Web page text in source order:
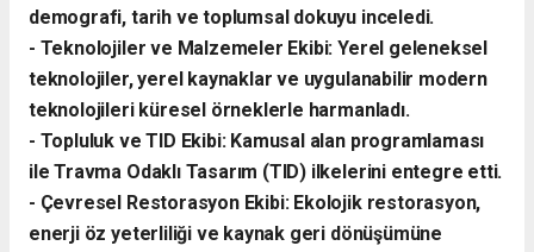
demografi, tarih ve toplumsal dokuyu inceledi.
- ​Teknolojiler ve Malzemeler Ekibi: Yerel geleneksel
teknolojiler, yerel kaynaklar ve uygulanabilir modern
teknolojileri küresel örneklerle harmanladı.
​- Topluluk ve TID Ekibi: Kamusal alan programlaması
ile Travma Odaklı Tasarım (TID) ilkelerini entegre etti.
- ​Çevresel Restorasyon Ekibi: Ekolojik restorasyon,
enerji öz yeterliliği ve kaynak geri dönüşümüne